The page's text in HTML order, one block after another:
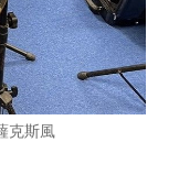
克斯風